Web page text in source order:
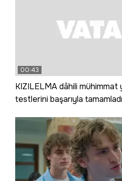
00:43
KIZILELMA dâhili mühimmat
testlerini başarıyla